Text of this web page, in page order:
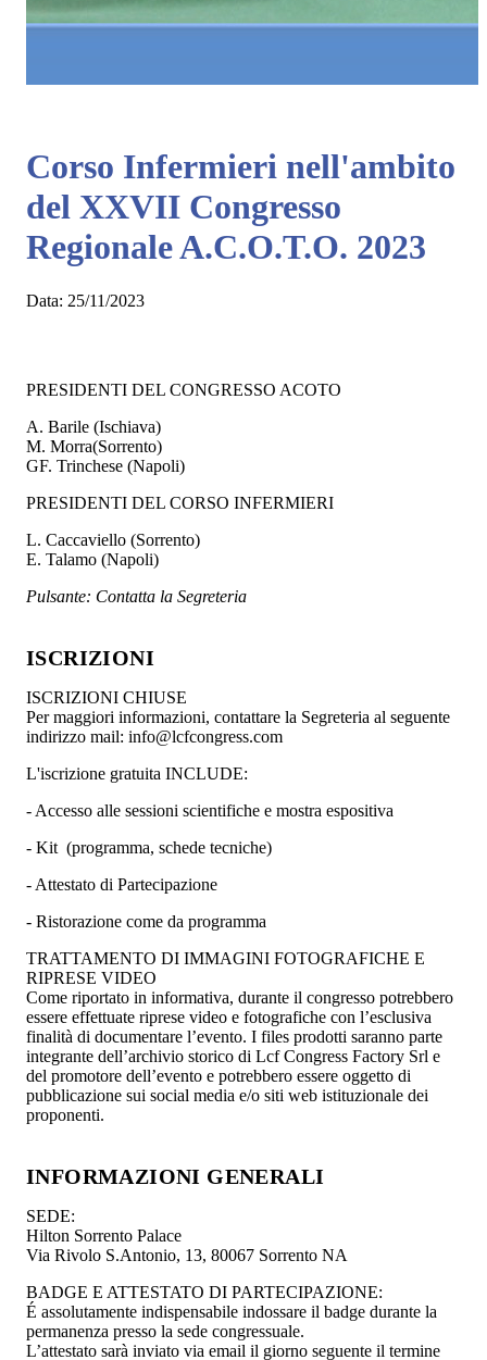
Corso Infermieri nell'ambito
del XXVII Congresso
Regionale A.C.O.T.O. 2023
Data: 25/11/2023
PRESIDENTI DEL CONGRESSO ACOTO
A. Barile (Ischiava)
M. Morra(Sorrento)
GF. Trinchese (Napoli)
PRESIDENTI DEL CORSO INFERMIERI
L. Caccaviello (Sorrento)
E. Talamo (Napoli)
Pulsante: Contatta la Segreteria
ISCRIZIONI
ISCRIZIONI CHIUSE
Per maggiori informazioni, contattare la Segreteria al seguente
indirizzo mail: info@lcfcongress.com
L'iscrizione gratuita INCLUDE:
- Accesso alle sessioni scientifiche e mostra espositiva
- Kit (programma, schede tecniche)
- Attestato di Partecipazione
- Ristorazione come da programma
TRATTAMENTO DI IMMAGINI FOTOGRAFICHE E
RIPRESE VIDEO
Come riportato in informativa, durante il congresso potrebbero
essere effettuate riprese video e fotografiche con l’esclusiva
finalità di documentare l’evento. I files prodotti saranno parte
integrante dell’archivio storico di Lcf Congress Factory Srl e
del promotore dell’evento e potrebbero essere oggetto di
pubblicazione sui social media e/o siti web istituzionale dei
proponenti.
INFORMAZIONI GENERALI
SEDE:
Hilton Sorrento Palace
Via Rivolo S.Antonio, 13, 80067 Sorrento NA
BADGE E ATTESTATO DI PARTECIPAZIONE:
É assolutamente indispensabile indossare il badge durante la
permanenza presso la sede congressuale.
L’attestato sarà inviato via email il giorno seguente il termine